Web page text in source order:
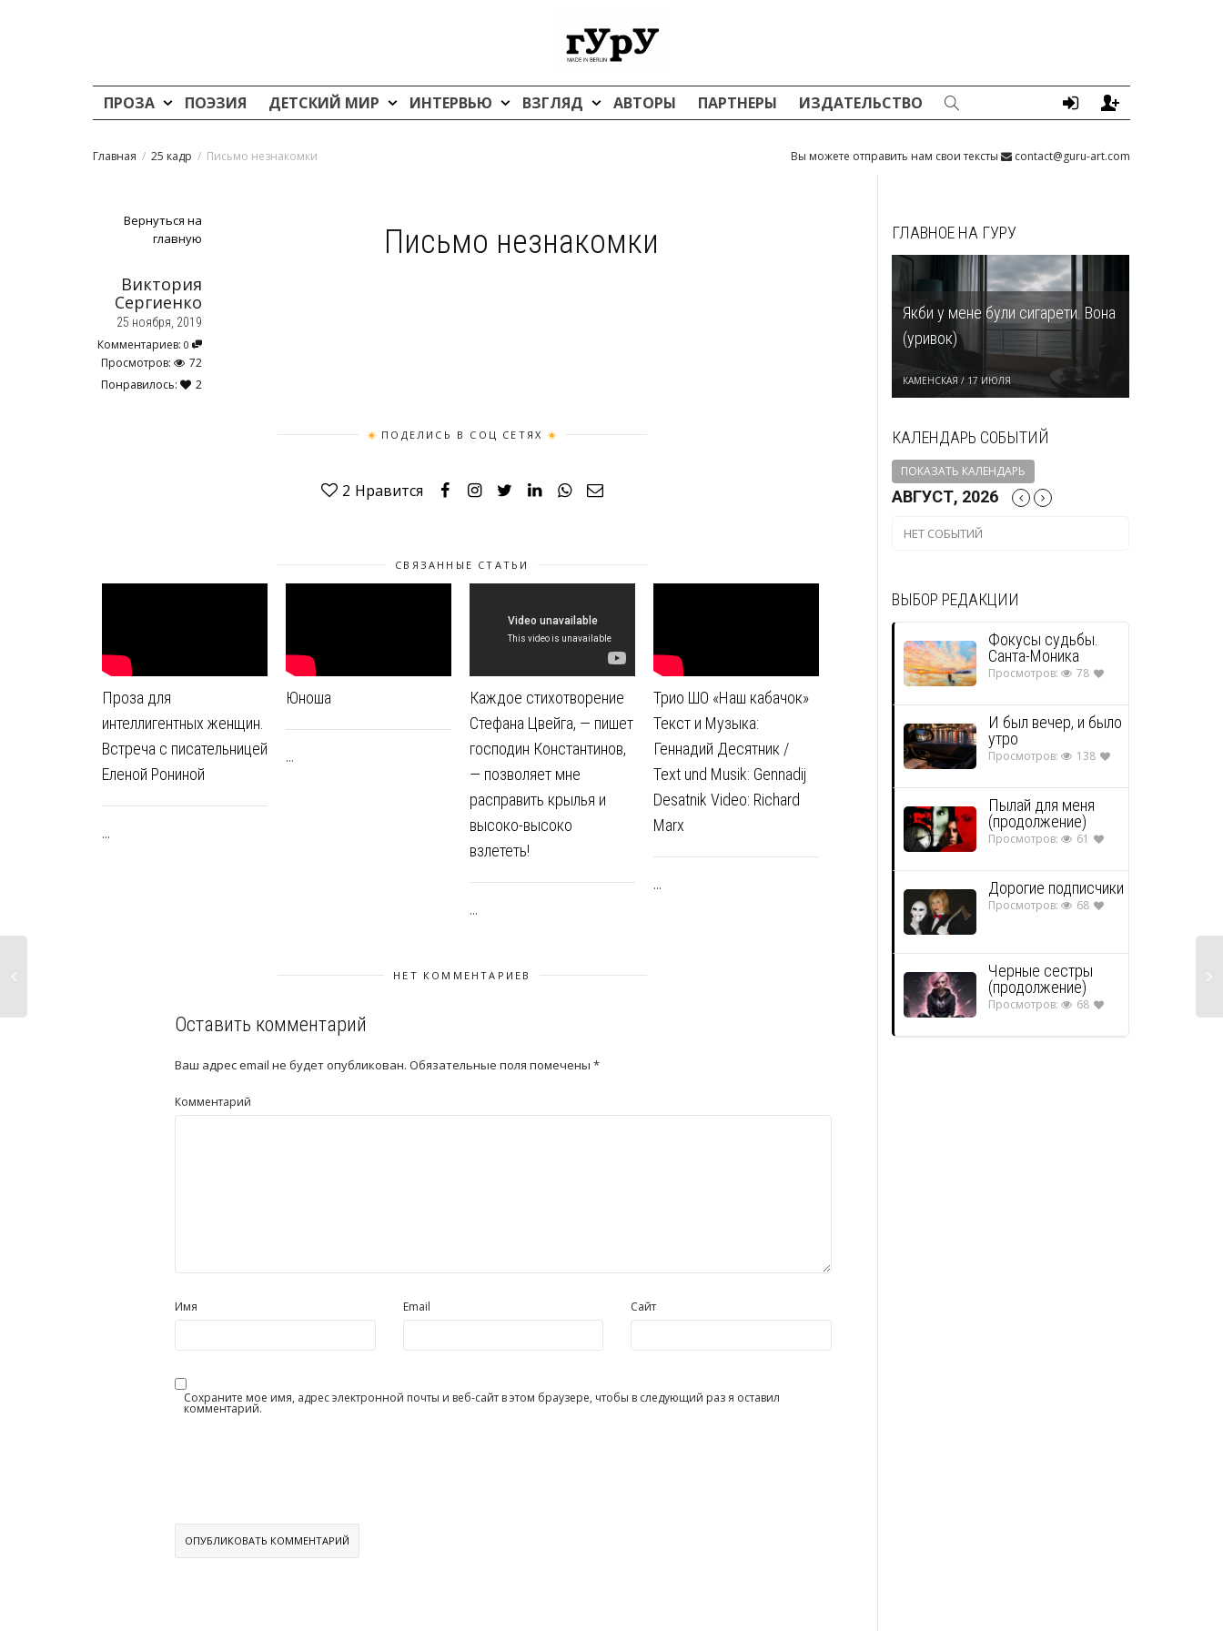
ПРОЗА ПОЭЗИЯ ДЕТСКИЙ МИР ИНТЕРВЬЮ ВЗГЛЯД АВТОРЫ ПАРТНЕРЫ ИЗДАТЕЛЬСТВО
Главная 25 кадр Письмо незнакомки Вы можете отправить нам свои тексты contact@guru-art.com
Вернуться на
главную
Виктория
Сергиенко
25 ноября, 2019
Комментариев: 0
Просмотров:
72
Понравилось:
2
Письмо незнакомки
ПОДЕЛИСЬ В СОЦ СЕТЯХ
2 Нравится
СВЯЗАННЫЕ СТАТЬИ
Проза для
интеллигентных женщин.
Встреча с писательницей
Еленой Рониной
...
Юноша
...
Каждое стихотворение
Стефана Цвейга, — пишет
господин Константинов,
— позволяет мне
расправить крылья и
высоко-высоко
взлететь!
...
Трио ШО «Наш кабачок»
Текст и Музыка:
Геннадий Десятник /
Text und Musik: Gennadij
Desatnik Video: Richard
Marx
...
Маруся Климова читает
главу из книги «Моя
литературы». Санкт-
Петербург — Париж,
НЕТ КОММЕНТАРИЕВ
Оставить комментарий
Ваш адрес email не будет опубликован. Обязательные поля помечены *
Комментарий
Имя Email Сайт
Сохраните мое имя, адрес электронной почты и веб-сайт в этом браузере, чтобы в следующий раз я оставил
комментарий.
ГЛАВНОЕ НА ГУРУ
Якби у мене були сигарети. Вона
(уривок)
КАМЕНСКАЯ / 17 ИЮЛЯ
КАЛЕНДАРЬ СОБЫТИЙ
ПОКАЗАТЬ КАЛЕНДАРЬ
АВГУСТ, 2026
НЕТ СОБЫТИЙ
ВЫБОР РЕДАКЦИИ
Фокусы судьбы.
Санта-Моника
Просмотров: 78
И был вечер, и было
утро
Просмотров: 138
Пылай для меня
(продолжение)
Просмотров: 61
Дорогие подписчики
Просмотров: 68
Черные сестры
(продолжение)
Просмотров: 68